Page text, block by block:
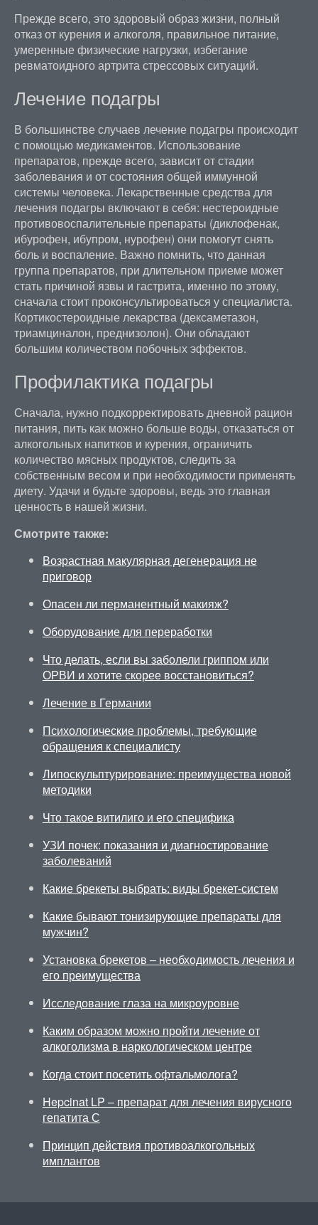
Прежде всего, это здоровый образ жизни, полный
отказ от курения и алкоголя, правильное питание,
умеренные физические нагрузки, избегание
ревматоидного артрита стрессовых ситуаций.
Лечение подагры
В большинстве случаев лечение подагры происходит
с помощью медикаментов. Использование
препаратов, прежде всего, зависит от стадии
заболевания и от состояния общей иммунной
системы человека. Лекарственные средства для
лечения подагры включают в себя: нестероидные
противовоспалительные препараты (диклофенак,
ибурофен, ибупром, нурофен) они помогут снять
боль и воспаление. Важно помнить, что данная
группа препаратов, при длительном приеме может
стать причиной язвы и гастрита, именно по этому,
сначала стоит проконсультироваться у специалиста.
Кортикостероидные лекарства (дексаметазон,
триамциналон, преднизолон). Они обладают
большим количеством побочных эффектов.
Профилактика подагры
Сначала, нужно подкорректировать дневной рацион
питания, пить как можно больше воды, отказаться от
алкогольных напитков и курения, ограничить
количество мясных продуктов, следить за
собственным весом и при необходимости применять
диету. Удачи и будьте здоровы, ведь это главная
ценность в нашей жизни.
Смотрите также:
Возрастная макулярная дегенерация не
приговор
Опасен ли перманентный макияж?
Оборудование для переработки
Что делать, если вы заболели гриппом или
ОРВИ и хотите скорее восстановиться?
Лечение в Германии
Психологические проблемы, требующие
обращения к специалисту
Липоскульптурирование: преимущества новой
методики
Что такое витилиго и его специфика
УЗИ почек: показания и диагностирование
заболеваний
Какие брекеты выбрать: виды брекет-систем
Какие бывают тонизирующие препараты для
мужчин?
Установка брекетов – необходимость лечения и
его преимущества
Исследование глаза на микроуровне
Каким образом можно пройти лечение от
алкоголизма в наркологическом центре
Когда стоит посетить офтальмолога?
Hepcinat LP – препарат для лечения вирусного
гепатита С
Принцип действия противоалкогольных
имплантов